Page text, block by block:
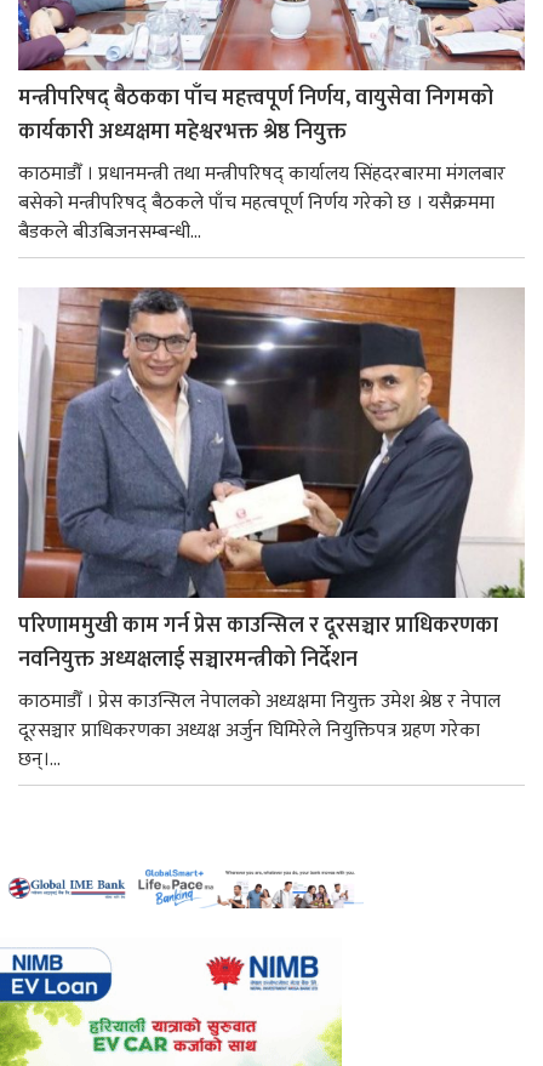
मन्त्रीपरिषद् बैठकका पाँच महत्त्वपूर्ण निर्णय, वायुसेवा निगमको
कार्यकारी अध्यक्षमा महेश्वरभक्त श्रेष्ठ नियुक्त
काठमाडौँ । प्रधानमन्त्री तथा मन्त्रीपरिषद् कार्यालय सिंहदरबारमा मंगलबार
बसेको मन्त्रीपरिषद् बैठकले पाँच महत्वपूर्ण निर्णय गरेको छ । यसैक्रममा
बैडकले बीउबिजनसम्बन्धी...
परिणाममुखी काम गर्न प्रेस काउन्सिल र दूरसञ्चार प्राधिकरणका
नवनियुक्त अध्यक्षलाई सञ्चारमन्त्रीको निर्देशन
काठमाडौँ । प्रेस काउन्सिल नेपालको अध्यक्षमा नियुक्त उमेश श्रेष्ठ र नेपाल
दूरसञ्चार प्राधिकरणका अध्यक्ष अर्जुन घिमिरेले नियुक्तिपत्र ग्रहण गरेका
छन्।...